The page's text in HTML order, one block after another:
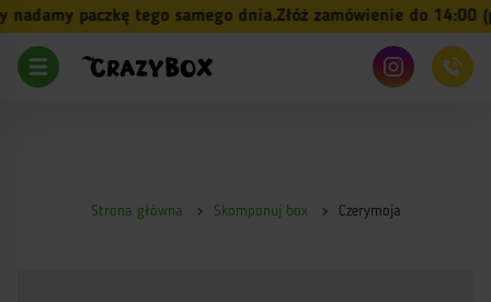
paczkę tego samego dnia.Złóż zamówienie do 14:00
Strona główna Skomponuj box Czerymoja